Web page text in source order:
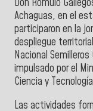
Don Rómulo
Achaguas, en el
participaron en la
despliegue
Nacional
impulsado por el
Ciencia y
Las actividades